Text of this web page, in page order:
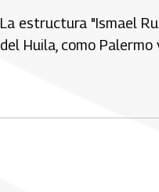
La estructura "Ismael
del Huila, como